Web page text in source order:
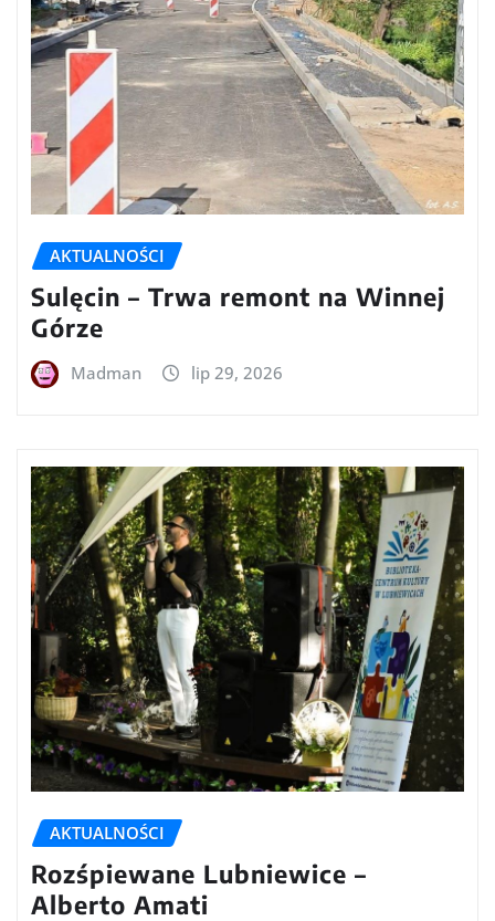
AKTUALNOŚCI
Sulęcin – Trwa remont na Winnej
Górze
Madman lip 29, 2026
AKTUALNOŚCI
Rozśpiewane Lubniewice –
Alberto Amati